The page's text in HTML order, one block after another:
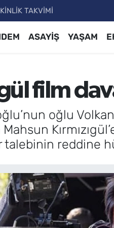
TAKVİMİ
ASAYİŞ YAŞAM
film
oğlu
talebinin reddine